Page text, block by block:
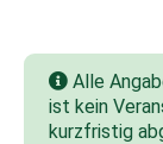
Alle
ist kein
kurzfristig